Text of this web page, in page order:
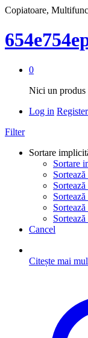
Copiatoare,
0
Nici un produs
Log in Register
Filter
Sortare
Sortare
Cancel
Citește mai